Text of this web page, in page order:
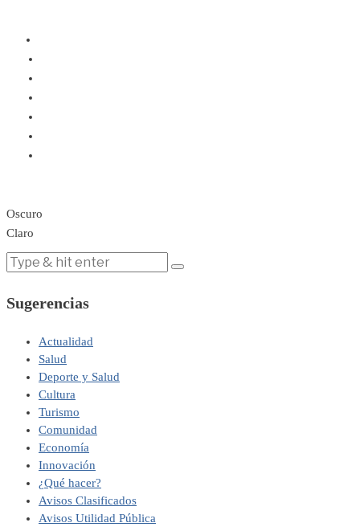
Oscuro
Claro
Sugerencias
Actualidad
Salud
Deporte y Salud
Cultura
Turismo
Comunidad
Economía
Innovación
¿Qué hacer?
Avisos Clasificados
Avisos Utilidad Pública